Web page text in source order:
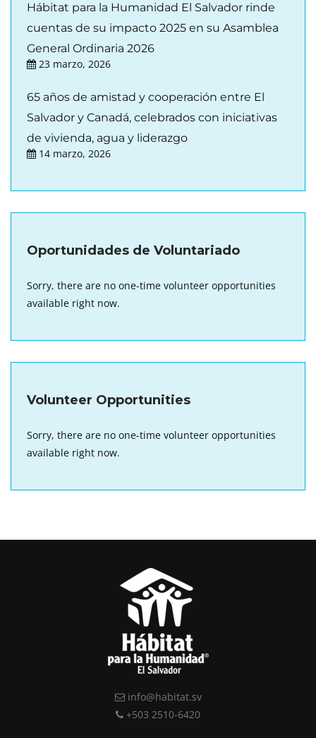
Hábitat para la Humanidad El Salvador rinde
cuentas de su impacto 2025 en su Asamblea
General Ordinaria 2026
23 marzo, 2026
65 años de amistad y cooperación entre El
Salvador y Canadá, celebrados con iniciativas
de vivienda, agua y liderazgo
14 marzo, 2026
Oportunidades de Voluntariado
Sorry, there are no one-time volunteer opportunities
available right now.
Volunteer Opportunities
Sorry, there are no one-time volunteer opportunities
available right now.
info@habitat.sv
+503 2510-6420